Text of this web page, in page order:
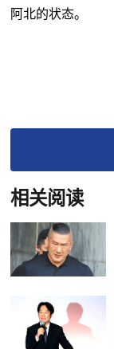
阿北的状态。
相关阅读